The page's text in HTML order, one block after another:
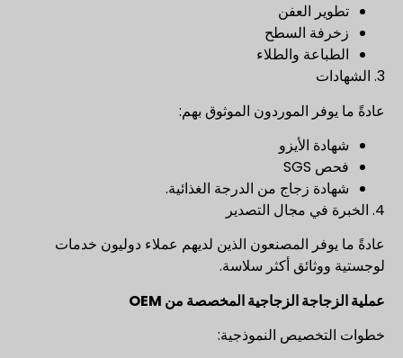
تطوير العفن
زخرفة السطح
الطباعة والطلاء
3. الشهادات
عادةً ما يوفر الموردون الموثوق بهم:
شهادة الأيزو
فحص SGS
شهادة زجاج من الدرجة الغذائية.
4. الخبرة في مجال التصدير
عادةً ما يوفر المصنعون الذين لديهم عملاء دوليون خدمات
لوجستية ووثائق أكثر سلاسة.
عملية الزجاجة الزجاجية المخصصة من OEM
خطوات التخصيص النموذجية: